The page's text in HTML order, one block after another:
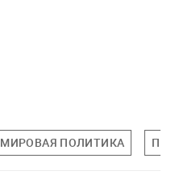
МИРОВАЯ ПОЛИТИКА